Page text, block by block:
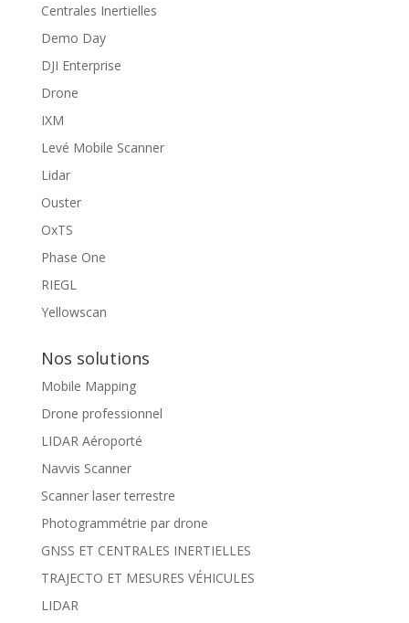
Centrales Inertielles
Demo Day
DJI Enterprise
Drone
IXM
Levé Mobile Scanner
Lidar
Ouster
OxTS
Phase One
RIEGL
Yellowscan
Nos solutions
Mobile Mapping
Drone professionnel
LIDAR Aéroporté
Navvis Scanner
Scanner laser terrestre
Photogrammétrie par drone
GNSS ET CENTRALES INERTIELLES
TRAJECTO ET MESURES VÉHICULES
LIDAR